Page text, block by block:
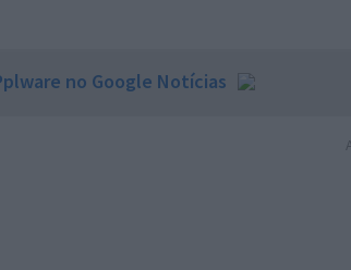
no Google Notícias